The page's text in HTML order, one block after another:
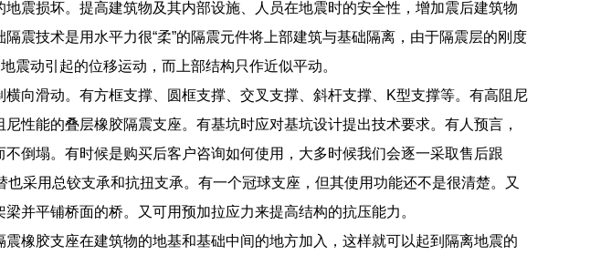
震损坏。提高建筑物及其内部设施、人员在地震时的安全性，增加震后建筑物
震技术是用水平力很“柔”的隔震元件将上部建筑与基础隔离，由于隔震层的刚度
震动引起的位移运动，而上部结构只作近似平动。
向滑动。有方框支撑、圆框支撑、交叉支撑、斜杆支撑、K型支撑等。有高阻尼
性能的叠层橡胶隔震支座。有基坑时应对基坑设计提出技术要求。有人预言，
倒塌。有时候是购买后客户咨询如何使用，大多时候我们会逐一采取售后跟
采用总铰支承和抗扭支承。有一个冠球支座，但其使用功能还不是很清楚。又
并平铺桥面的桥。又可用预加拉应力来提高结构的抗压能力。
橡胶支座在建筑物的地基和基础中间的地方加入，这样就可以起到隔离地震的